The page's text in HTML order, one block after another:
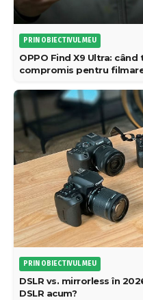
PRIN OBIECTIVUL MEU
OPPO Find X9 Ultra:
compromis pentru
PRIN OBIECTIVUL MEU
DSLR vs. mirrorless în
DSLR acum?